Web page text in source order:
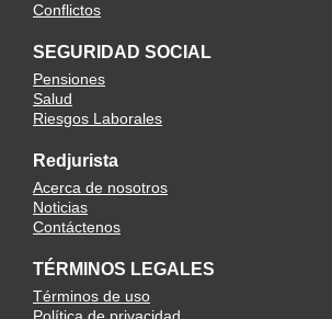
Conflictos
SEGURIDAD SOCIAL
Pensiones
Salud
Riesgos Laborales
Redjurista
Acerca de nosotros
Noticias
Contáctenos
TÉRMINOS LEGALES
Términos de uso